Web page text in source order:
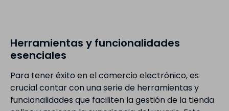
Herramientas y funcionalidades
esenciales
Para tener éxito en el comercio electrónico, es
crucial contar con una serie de herramientas y
funcionalidades que faciliten la gestión de la tienda